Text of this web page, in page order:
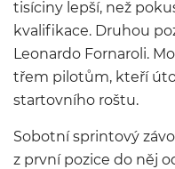
tisíciny lepší, než
kvalifikace. Druhou
Leonardo Fornaroli.
třem pilotům, kteří
startovního roštu.
Sobotní sprintový
z první pozice do něj